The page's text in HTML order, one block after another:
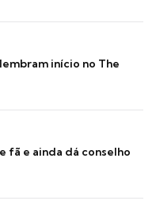
início no The
fã e ainda dá conselho